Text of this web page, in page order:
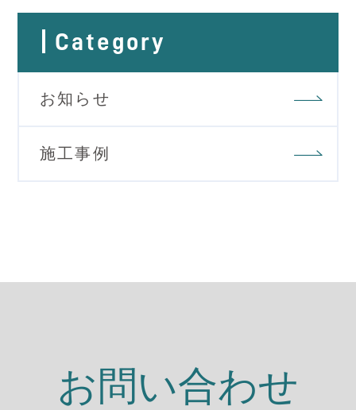
Category
お知らせ
施工事例
お問い合わせ